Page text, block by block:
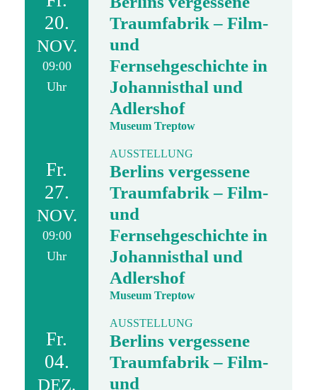
20.
NOV.
09:00
Uhr
Traumfabrik – Film-
und
Fernsehgeschichte in
Johannisthal und
Adlershof
Museum Treptow
Fr.
27.
NOV.
09:00
Uhr
AUSSTELLUNG
Berlins vergessene
Traumfabrik – Film-
und
Fernsehgeschichte in
Johannisthal und
Adlershof
Museum Treptow
Fr.
04.
DEZ.
AUSSTELLUNG
Berlins vergessene
Traumfabrik – Film-
und